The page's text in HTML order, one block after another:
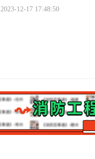
2023-12-17 17:48:50